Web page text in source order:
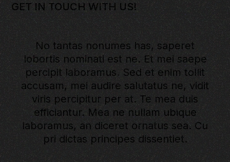
GET IN TOUCH WITH US!
No tantas nonumes has, saperet
lobortis nominati est ne. Et mei saepe
percipit laboramus. Sed et enim tollit
accusam, mei audire salutatus ne, vidit
viris percipitur per at. Te mea duis
efficiantur. Mea ne nullam ubique
laboramus, an diceret ornatus sea. Cu
pri dictas principes dissentiet.